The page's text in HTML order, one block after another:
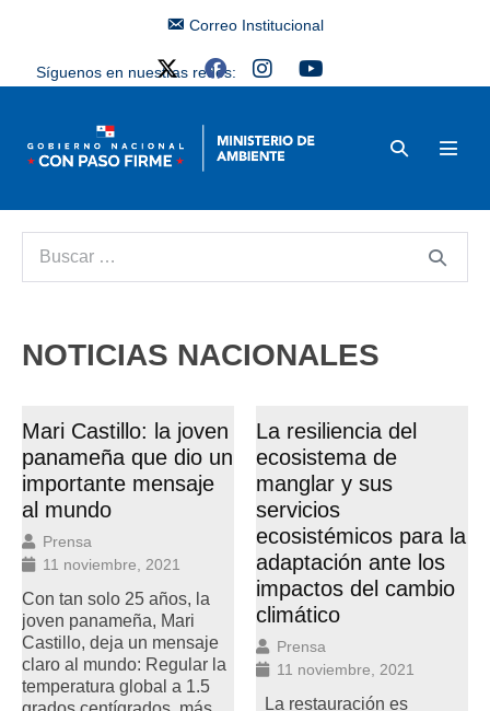
Correo Institucional
Síguenos en nuestras redes:
NOTICIAS NACIONALES
Mari Castillo: la joven
panameña que dio un
importante mensaje
al mundo
Prensa
11 noviembre, 2021
Con tan solo 25 años, la
joven panameña, Mari
Castillo, deja un mensaje
claro al mundo: Regular la
temperatura global a 1.5
La resiliencia del
ecosistema de
manglar y sus
servicios
ecosistémicos para la
adaptación ante los
impactos del cambio
climático
Prensa
11 noviembre, 2021
La restauración es